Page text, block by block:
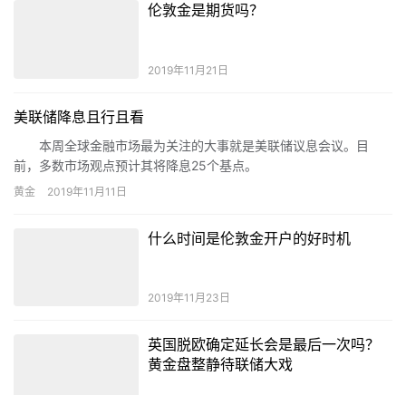
伦敦金是期货吗？
2019年11月21日
美联储降息且行且看
本周全球金融市场最为关注的大事就是美联储议息会议。目
前，多数市场观点预计其将降息25个基点。
黄金 2019年11月11日
什么时间是伦敦金开户的好时机
2019年11月23日
英国脱欧确定延长会是最后一次吗？
黄金盘整静待联储大戏